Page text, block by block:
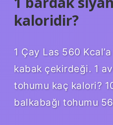
kaloridir?
1 Çay Las 560
kabak çekirdeği. 1
tohumu kaç kalori?
balkabağı tohumu